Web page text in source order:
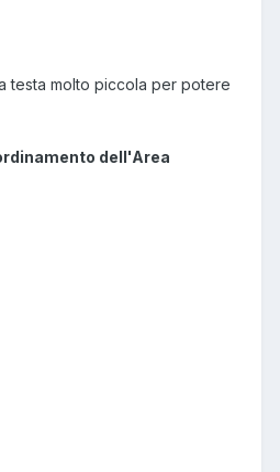
testa molto piccola per potere
dell'Area